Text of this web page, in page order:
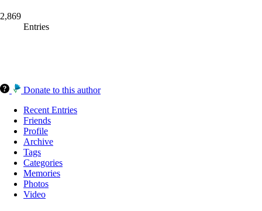
2,869
Entries
Donate to this author
Recent Entries
Friends
Profile
Archive
Tags
Categories
Memories
Photos
Video